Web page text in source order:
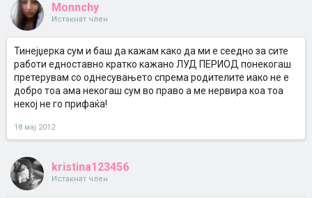
Monnchy
Истакнат член
Тинејџерка сум и баш да кажам како да ми е сеедно за сите
работи едноставно кратко кажано ЛУД ПЕРИОД понекогаш
претерувам со однесувањето спрема родителите иако не е
добро тоа ама некогаш сум во право а ме нервира коа тоа
некој не го прифаќа!
18 мај 2012
kristina123456
Истакнат член